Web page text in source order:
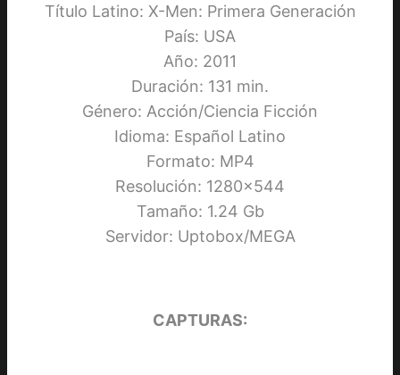
Título Latino: X-Men: Primera Generación
País: USA
Año: 2011
Duración: 131 min.
Género: Acción/Ciencia Ficción
Idioma: Español Latino
Formato: MP4
Resolución: 1280×544
Tamaño: 1.24 Gb
Servidor: Uptobox/MEGA
CAPTURAS: